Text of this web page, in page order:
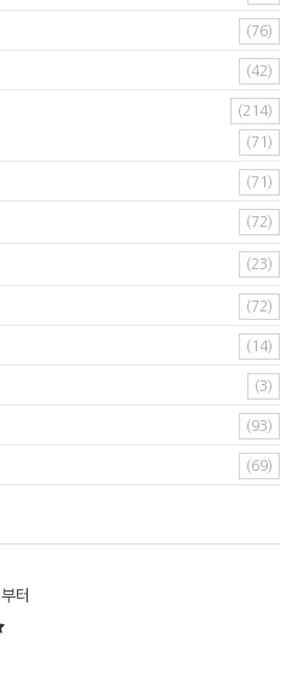
(76)
(42)
(214)
(71)
(71)
(72)
(23)
(72)
(14)
(3)
(93)
(69)
부터